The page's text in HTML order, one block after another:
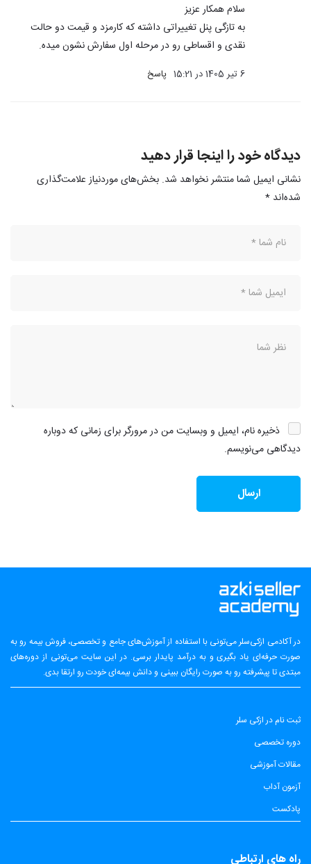
سلام همکار عزیز
به تازگی پنل تغییراتی داشته که کارمزد و قیمت دو حالت
نقدی و اقساطی رو در مرحله اول سفارش نشون میده.
6 تیر 1405 در 15:21 پاسخ
دیدگاه خود را اینجا قرار دهید
نشانی ایمیل شما منتشر نخواهد شد. بخش‌های موردنیاز علامت‌گذاری
شده‌اند *
ذخیره نام، ایمیل و وبسایت من در مرورگر برای زمانی که دوباره
دیدگاهی می‌نویسم.
در آکادمی ازکی‌سلر می‌تونی با استفاده از آموزش‌های جامع و تخصصی، فروش بیمه رو به
صورت حرفه‌ای یاد بگیری و به درآمد پایدار برسی. در این سایت می‌تونی از دوره‌های
مبتدی تا پیشرفته رو به صورت رایگان ببینی و دانش بیمه‌ای خودت رو ارتقا بدی.
ثبت نام در ازکی سلر
دوره تخصصی
مقالات آموزشی
آزمون آداب
پادکست
راه های ارتباطی